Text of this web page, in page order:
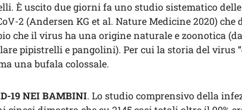
È uscito due giorni fa uno studio sistematico
2 (Andersen KG et al. Nature Medicine 2020)
che il virus ha una origine naturale e zoonotica
pipistrelli e pangolini). Per cui la storia del virus
una bufala colossale.
19 NEI BAMBINI. Lo studio comprensivo della